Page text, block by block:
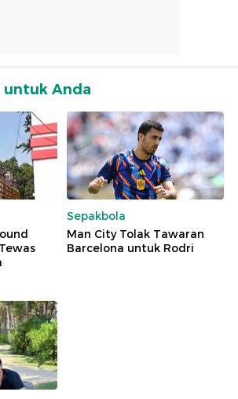
untuk Anda
Sepakbola
Man City Tolak Tawaran
Barcelona untuk Rodri